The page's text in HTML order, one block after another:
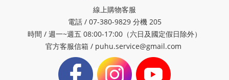
線上購物客服
電話 / 07-380-9829 分機 205
時間 / 週一~週五 08:00-17:00（六日及國定假日除外）
官方客服信箱 / puhu.service@gmail.com